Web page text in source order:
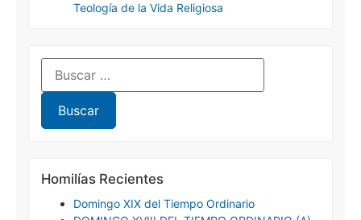
Teología de la Vida Religiosa
Homilías Recientes
Domingo XIX del Tiempo Ordinario